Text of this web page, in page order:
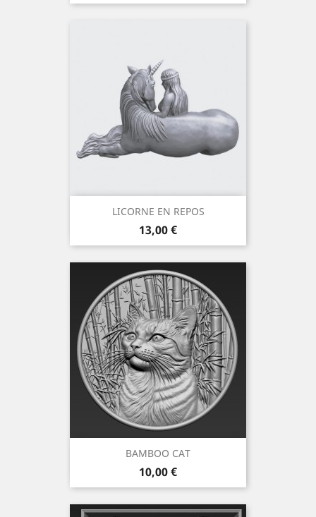
LICORNE EN REPOS
Prix
13,00 €
BAMBOO CAT
Prix
10,00 €